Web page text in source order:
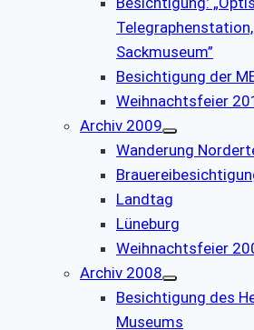
Sackmuseum”
Besichtigung der
Weihnachtsfeier
Archiv 2009
Wanderung
Landtag
Lüneburg
Weihnachtsfeier
Archiv 2008
Besichtigung des
Museums